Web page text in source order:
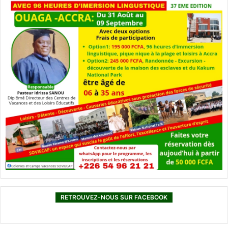
RETROUVEZ-NOUS SUR FACEBOOK